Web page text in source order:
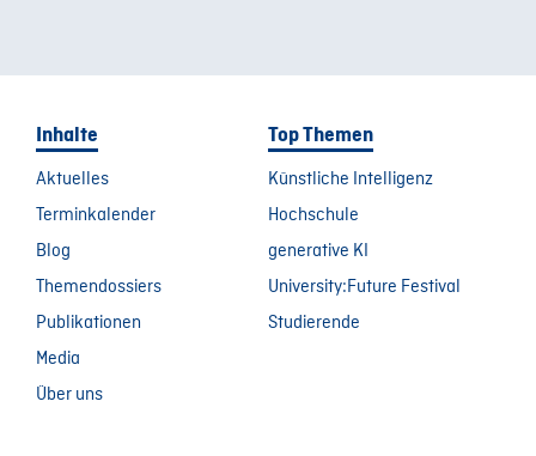
Inhalte
Aktuelles
Terminkalender
Blog
Themendossiers
Publikationen
Media
Über uns
Top Themen
Künstliche Intelligenz
Hochschule
generative KI
University:Future Festival
Studierende